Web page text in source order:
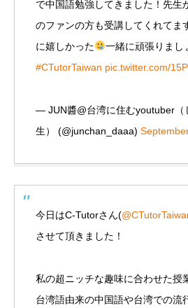
で中国語勉強してきました！先生
のファンの方も受講してくれてま
に嬉しかった
一緒に頑張りまし
#CTutorTaiwan pic.twitter.com/
— JUN醬@台湾に住むyoutuber（
生） (@junchan_daaa)
今日はC-Tutorさん(
させて頂きました！
私の超ニッチな趣味に合わせた授
台湾語由来の中国語や台湾での流